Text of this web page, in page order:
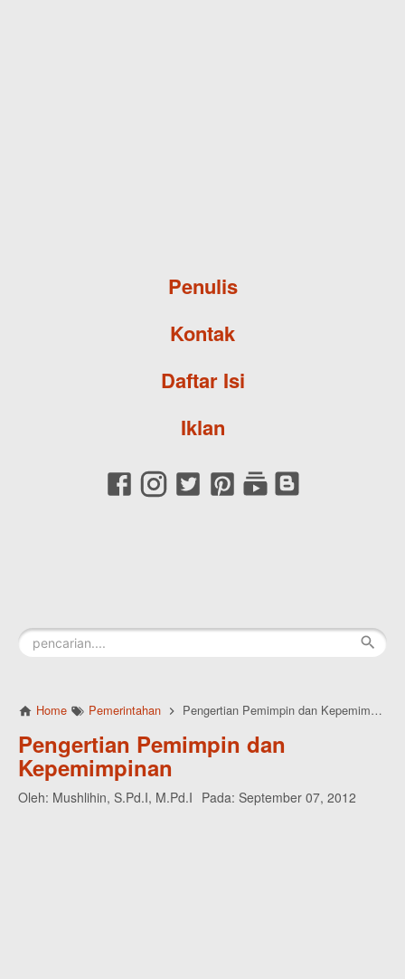
Penulis
Kontak
Daftar Isi
Iklan
Home Pemerintahan Pengertian Pemimpin dan Kepemimpinan
Pengertian Pemimpin dan
Kepemimpinan
Oleh: Mushlihin, S.Pd.I, M.Pd.I Pada: September 07, 2012